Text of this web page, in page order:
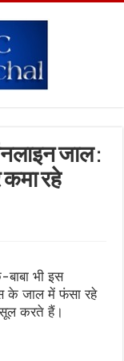
जाल :
कमा रहे
भी इस
के जाल में फंसा रहे
करते हैं।